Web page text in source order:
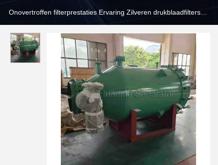
Onovertroffen filterprestaties Ervaring Zilveren drukblaadfilters